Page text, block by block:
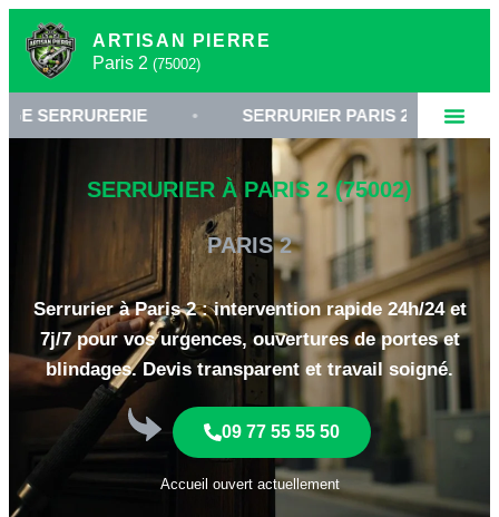
ARTISAN PIERRE
Paris 2 (75002)
• SERRURIER PARIS 2 •
SERRURIER À PARIS 2 (75002)
PARIS 2
Serrurier à Paris 2 : intervention rapide 24h/24 et
7j/7 pour vos urgences, ouvertures de portes et
blindages. Devis transparent et travail soigné.
09 77 55 55 50
Accueil ouvert actuellement